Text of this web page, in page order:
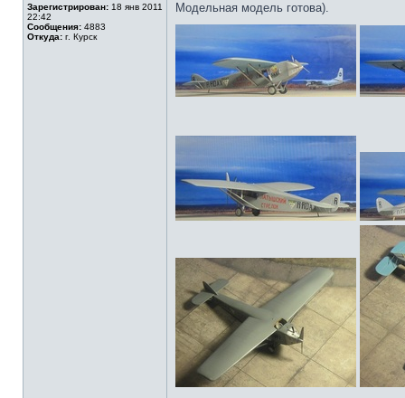
Зарегистрирован: 18 янв 2011
22:42
Сообщения: 4883
Откуда: г. Курск
Модельная модель готова).